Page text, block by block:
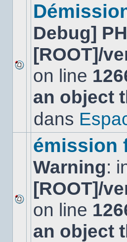
Aucun
nouveau
message
non-
dans
sujet.
Debug]
[ROOT]/
on line
an object
dans
Aucun
nouveau
message
non-
émission
Warning:
[ROOT]/
on line
an object